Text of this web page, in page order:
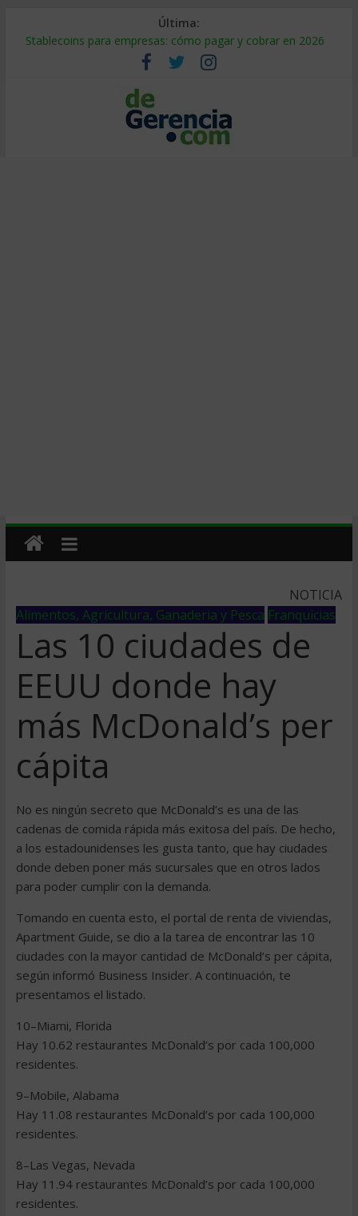
Última:
Stablecoins para empresas: cómo pagar y cobrar en 2026
Despido silencioso: qué es y por qué sale tan caro
IA en selección de personal: cómo auditarla a tiempo
Trabajo forzoso en la cadena de suministro: qué hacer
Mercado hispano de EE. UU.: cómo segmentarlo y venderle
NOTICIA
Alimentos, Agricultura, Ganaderia y Pesca Franquicias
Las 10 ciudades de
EEUU donde hay
más McDonald’s per
cápita
No es ningún secreto que McDonald’s es una de las
cadenas de comida rápida más exitosa del país. De hecho,
a los estadounidenses les gusta tanto, que hay ciudades
donde deben poner más sucursales que en otros lados
para poder cumplir con la demanda.
Tomando en cuenta esto, el portal de renta de viviendas,
Apartment Guide, se dio a la tarea de encontrar las 10
ciudades con la mayor cantidad de McDonald’s per cápita,
según informó Business Insider. A continuación, te
presentamos el listado.
10–Miami, Florida
Hay 10.62 restaurantes McDonald’s por cada 100,000
residentes.
9–Mobile, Alabama
Hay 11.08 restaurantes McDonald’s por cada 100,000
residentes.
8–Las Vegas, Nevada
Hay 11.94 restaurantes McDonald’s por cada 100,000
residentes.